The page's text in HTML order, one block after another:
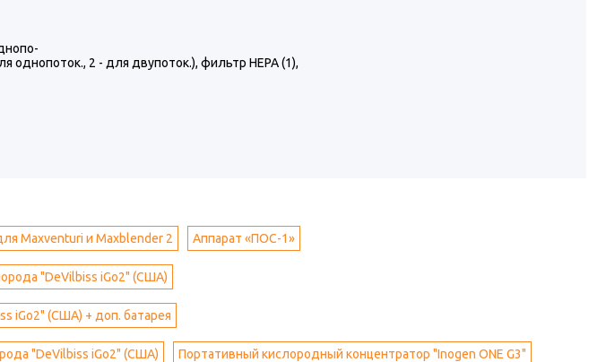
однопоток., 2 - для двупоток.), фильтр НЕРА (1),
Maxventuri и Maxblender 2 Аппарат «ПОС-1»
"DeVilbiss iGo2" (США)
iGo2" (США) + доп. батарея
"DeVilbiss iGo2" (США) Портативный кислородный концентратор "Inogen ONE G3"